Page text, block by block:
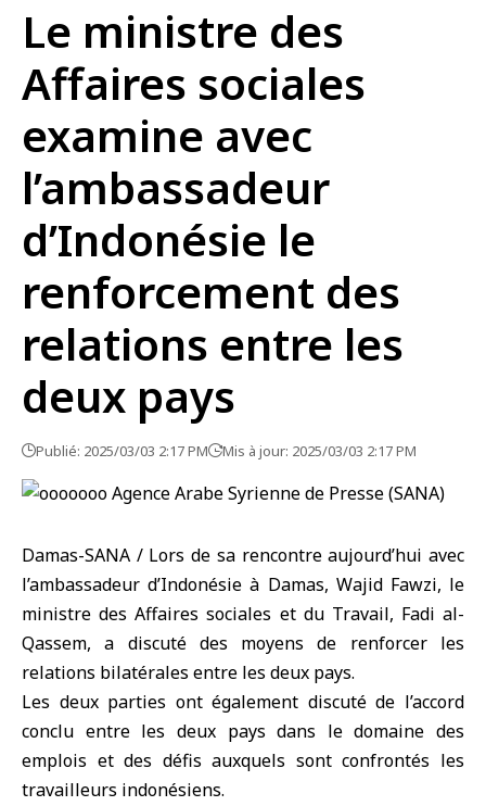
Le ministre des
Affaires sociales
examine avec
l’ambassadeur
d’Indonésie le
renforcement des
relations entre les
deux pays
Publié: 2025/03/03 2:17 PM Mis à jour: 2025/03/03 2:17 PM
Damas-SANA / Lors de sa rencontre aujourd’hui avec
l’ambassadeur d’Indonésie à Damas, Wajid Fawzi, le
ministre des Affaires sociales et du Travail, Fadi al-
Qassem, a discuté des moyens de renforcer les
relations bilatérales entre les deux pays.
Les deux parties ont également discuté de l’accord
conclu entre les deux pays dans le domaine des
emplois et des défis auxquels sont confrontés les
travailleurs indonésiens.